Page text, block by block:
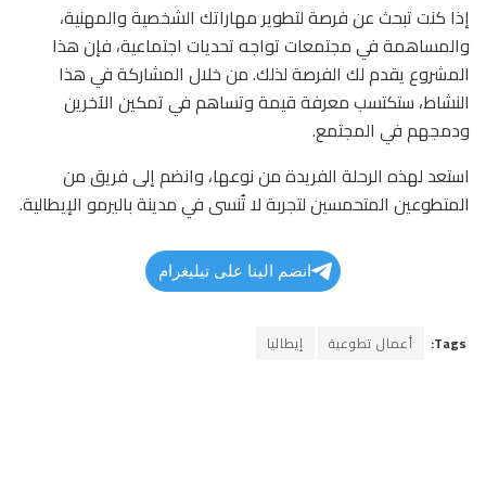
إذا كنت تبحث عن فرصة لتطوير مهاراتك الشخصية والمهنية،
والمساهمة في مجتمعات تواجه تحديات اجتماعية، فإن هذا
المشروع يقدم لك الفرصة لذلك. من خلال المشاركة في هذا
النشاط، ستكتسب معرفة قيمة وتساهم في تمكين الآخرين
ودمجهم في المجتمع.
استعد لهذه الرحلة الفريدة من نوعها، وانضم إلى فريق من
المتطوعين المتحمسين لتجربة لا تُنسى في مدينة باليرمو الإيطالية.
انضم الينا على تيليغرام
Tags: أعمال تطوعية إيطاليا